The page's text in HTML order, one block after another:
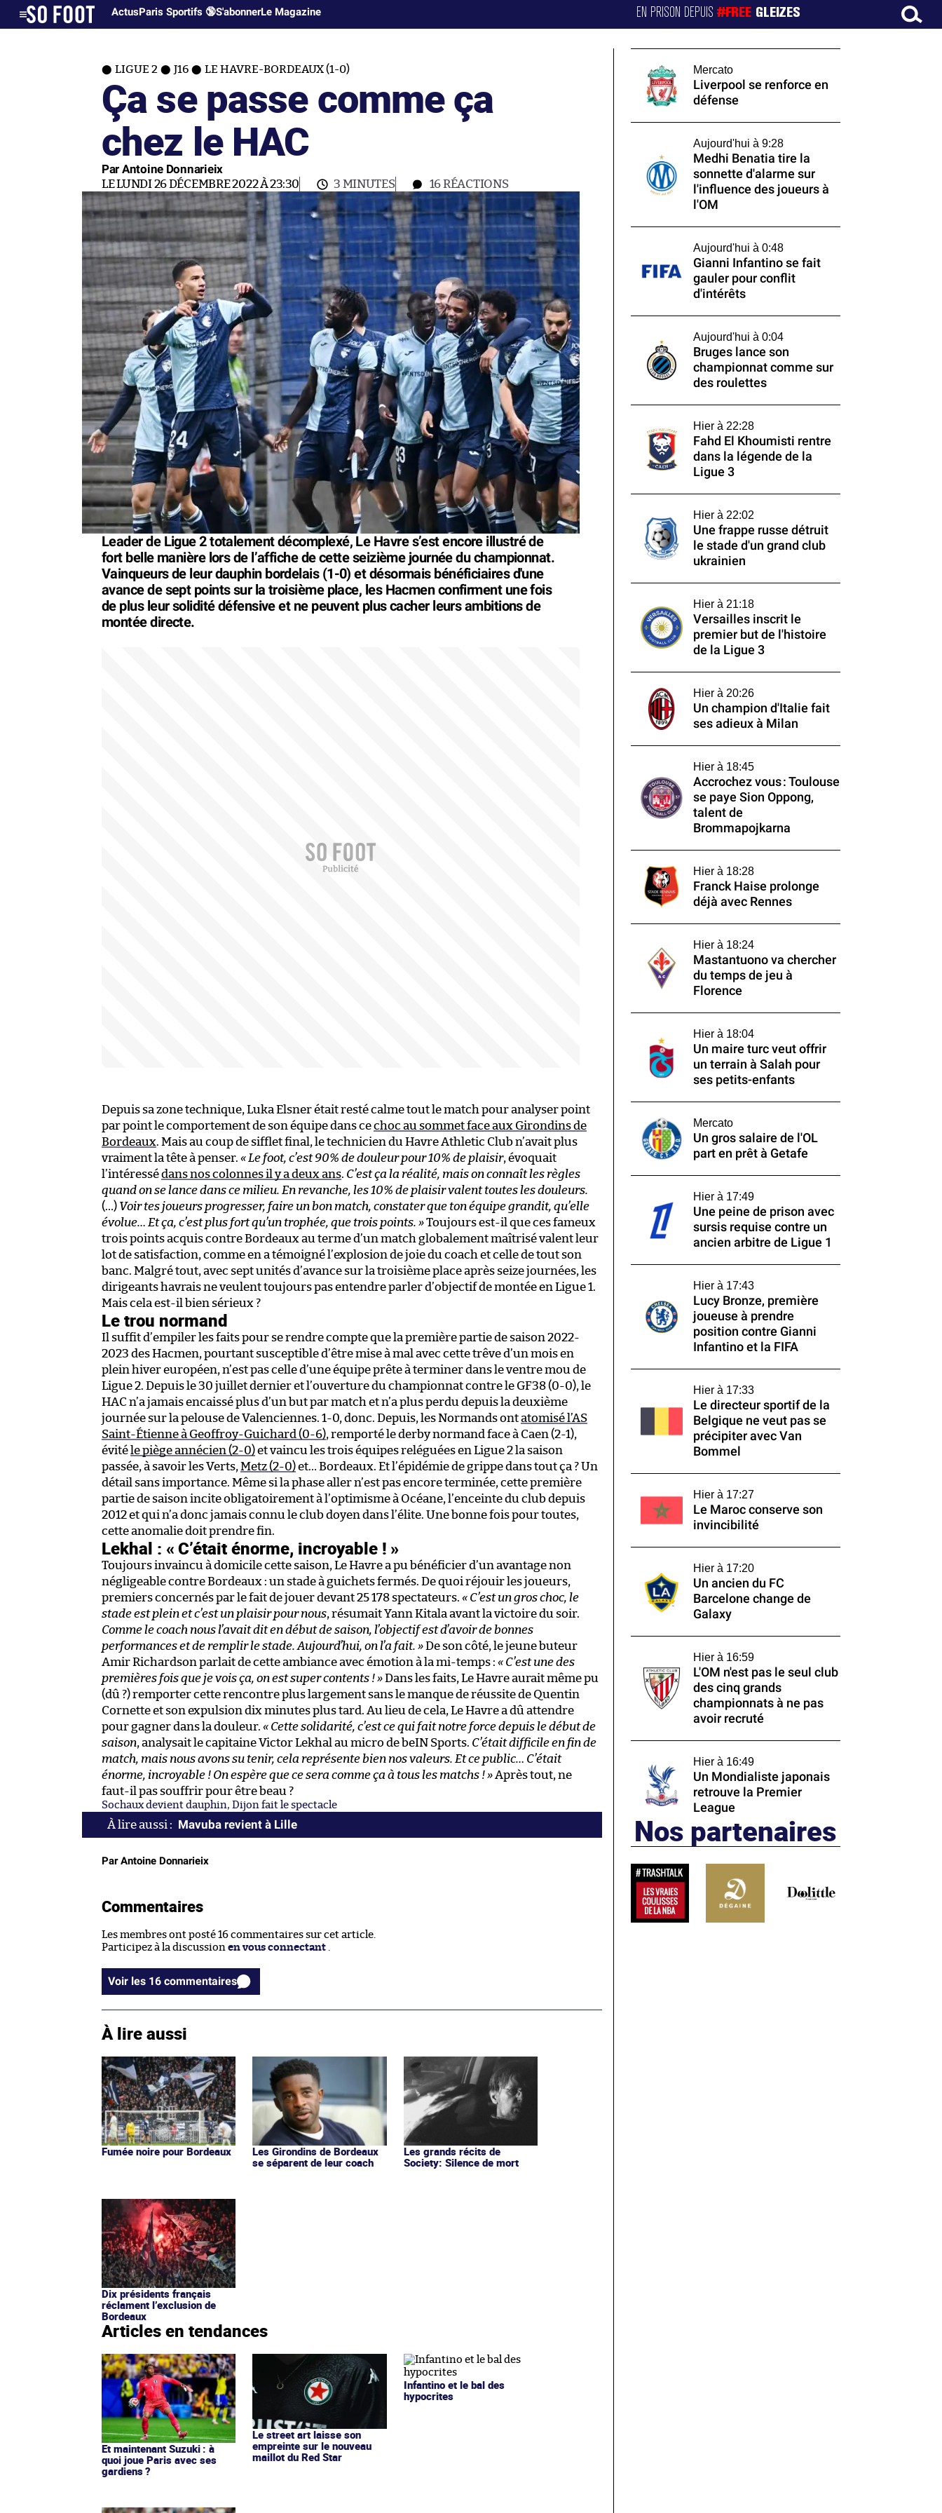
ActusParis Sportifs 🔞S'abonnerLe Magazine EN PRISON DEPUIS#FREE GLEIZES
LIGUE 2 J16 LE HAVRE-BORDEAUX (1-0)
Ça se passe comme ça
chez le HAC
Par Antoine Donnarieix
LE LUNDI 26 DÉCEMBRE 2022 À 23:30 3 MINUTES 16RÉACTIONS
Leader de Ligue 2 totalement décomplexé, Le Havre s’est encore illustré de
fort belle manière lors de l’affiche de cette seizième journée du championnat.
Vainqueurs de leur dauphin bordelais (1-0) et désormais bénéficiaires d'une
avance de sept points sur la troisième place, les Hacmen confirment une fois
de plus leur solidité défensive et ne peuvent plus cacher leurs ambitions de
montée directe.
Depuis sa zone technique, Luka Elsner était resté calme tout le match pour analyser point
par point le comportement de son équipe dans cechoc au sommet face aux Girondins de
Bordeaux. Mais au coup de sifflet final, le technicien du Havre Athletic Club n’avait plus
vraiment la tête à penser. « Le foot, c’est 90% de douleur pour 10% de plaisir, évoquait
l’intéressédans nos colonnes il y a deux ans. C’est ça la réalité, mais on connaît les règles
quand on se lance dans ce milieu. En revanche, les 10% de plaisir valent toutes les douleurs.
(…) Voir tes joueurs progresser, faire un bon match, constater que ton équipe grandit, qu’elle
évolue… Et ça, c’est plus fort qu’un trophée, que trois points. »Toujours est-il que ces fameux
trois points acquis contre Bordeaux au terme d’un match globalement maîtrisé valent leur
lot de satisfaction, comme en a témoigné l’explosion de joie du coach et celle de tout son
banc. Malgré tout, avec sept unités d’avance sur la troisième place après seize journées, les
dirigeants havrais ne veulent toujours pas entendre parler d’objectif de montée en Ligue 1.
Mais cela est-il bien sérieux ?
Le trou normand
Il suffit d’empiler les faits pour se rendre compte que la première partie de saison 2022-
2023 des Hacmen, pourtant susceptible d’être mise à mal avec cette trêve d’un mois en
plein hiver européen, n’est pas celle d’une équipe prête à terminer dans le ventre mou de
Ligue 2. Depuis le 30 juillet dernier et l’ouverture du championnat contre le GF38 (0-0), le
HAC n’a jamais encaissé plus d’un but par match et n’a plus perdu depuis la deuxième
journée sur la pelouse de Valenciennes. 1-0, donc. Depuis, les Normands ontatomisé l’AS
Saint-Étienne à Geoffroy-Guichard (0-6), remporté le derby normand face à Caen (2-1),
évité le piège annécien (2-0)et vaincu les trois équipes reléguées en Ligue 2 la saison
passée, à savoir les Verts, Metz (2-0)et… Bordeaux. Et l’épidémie de grippe dans tout ça ? Un
détail sans importance. Même si la phase aller n’est pas encore terminée, cette première
partie de saison incite obligatoirement à l’optimisme à Océane, l’enceinte du club depuis
2012 et qui n’a donc jamais connu le club doyen dans l’élite. Une bonne fois pour toutes,
cette anomalie doit prendre fin.
Lekhal : « C’était énorme, incroyable ! »
Toujours invaincu à domicile cette saison, Le Havre a pu bénéficier d’un avantage non
négligeable contre Bordeaux : un stade à guichets fermés. De quoi réjouir les joueurs,
premiers concernés par le fait de jouer devant 25 178 spectateurs. « C’est un gros choc, le
stade est plein et c’est un plaisir pour nous, résumait Yann Kitala avant la victoire du soir.
Comme le coach nous l’avait dit en début de saison, l’objectif est d’avoir de bonnes
performances et de remplir le stade. Aujourd’hui, on l’a fait. »De son côté, le jeune buteur
Amir Richardson parlait de cette ambiance avec émotion à la mi-temps : « C’est une des
premières fois que je vois ça, on est super contents ! »Dans les faits, Le Havre aurait même pu
(dû ?) remporter cette rencontre plus largement sans le manque de réussite de Quentin
Cornette et son expulsion dix minutes plus tard. Au lieu de cela, Le Havre a dû attendre
pour gagner dans la douleur. « Cette solidarité, c’est ce qui fait notre force depuis le début de
saison, analysait le capitaine Victor Lekhal au micro de beIN Sports. C’était difficile en fin de
match, mais nous avons su tenir, cela représente bien nos valeurs. Et ce public… C’était
énorme, incroyable ! On espère que ce sera comme ça à tous les matchs ! »Après tout, ne
faut-il pas souffrir pour être beau ?
Sochaux devient dauphin, Dijon fait le spectacle
Mavuba revient à Lille
Par Antoine Donnarieix
Commentaires
Les membres ont posté 16 commentaires sur cet article.
Participez à la discussion en vous connectant
Voir les 16 commentaires
À lire aussi
Fumée noire pour Bordeaux
Les Girondins de Bordeaux
se séparent de leur coach
Les grands récits de
Society: Silence de mort
Dix présidents français
réclament l’exclusion de
Bordeaux
Articles en tendances
Et maintenant Suzuki : à
quoi joue Paris avec ses
gardiens ?
Le street art laisse son
empreinte sur le nouveau
maillot du Red Star
Infantino et le bal des
hypocrites
Mercato
Liverpool se renforce en
défense
Aujourd'hui à 9:28
Medhi Benatia tire la
sonnette d'alarme sur
l'influence des joueurs à
l'OM
Aujourd'hui à 0:48
Gianni Infantino se fait
gauler pour conflit
d'intérêts
Aujourd'hui à 0:04
Bruges lance son
championnat comme sur
des roulettes
Hier à 22:28
Fahd El Khoumisti rentre
dans la légende de la
Ligue 3
Hier à 22:02
Une frappe russe détruit
le stade d'un grand club
ukrainien
Hier à 21:18
Versailles inscrit le
premier but de l'histoire
de la Ligue 3
Hier à 20:26
Un champion d'Italie fait
ses adieux à Milan
Hier à 18:45
Accrochez vous : Toulouse
se paye Sion Oppong,
talent de
Brommapojkarna
Hier à 18:28
Franck Haise prolonge
déjà avec Rennes
Hier à 18:24
Mastantuono va chercher
du temps de jeu à
Florence
Hier à 18:04
Un maire turc veut offrir
un terrain à Salah pour
ses petits-enfants
Mercato
Un gros salaire de l'OL
part en prêt à Getafe
Hier à 17:49
Une peine de prison avec
sursis requise contre un
ancien arbitre de Ligue 1
Hier à 17:43
Lucy Bronze, première
joueuse à prendre
position contre Gianni
Infantino et la FIFA
Hier à 17:33
Le directeur sportif de la
Belgique ne veut pas se
précipiter avec Van
Bommel
Hier à 17:27
Le Maroc conserve son
invincibilité
Hier à 17:20
Un ancien du FC
Barcelone change de
Galaxy
Hier à 16:59
L'OM n'est pas le seul club
des cinq grands
championnats à ne pas
avoir recruté
Hier à 16:49
Un Mondialiste japonais
retrouve la Premier
League
Nos partenaires